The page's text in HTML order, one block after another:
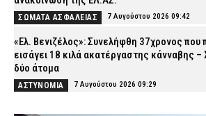
ΣΩΜΑΤΑ ΑΣΦΑΛΕΙΑΣ 7 Αυγούστου 2026 09:42
«Ελ. Βενιζέλος»: Συνελήφθη 37χρονος
εισάγει 18 κιλά ακατέργαστης κάνναβης
δύο άτομα
ΑΣΤΥΝΟΜΙΑ 7 Αυγούστου 2026 09:29